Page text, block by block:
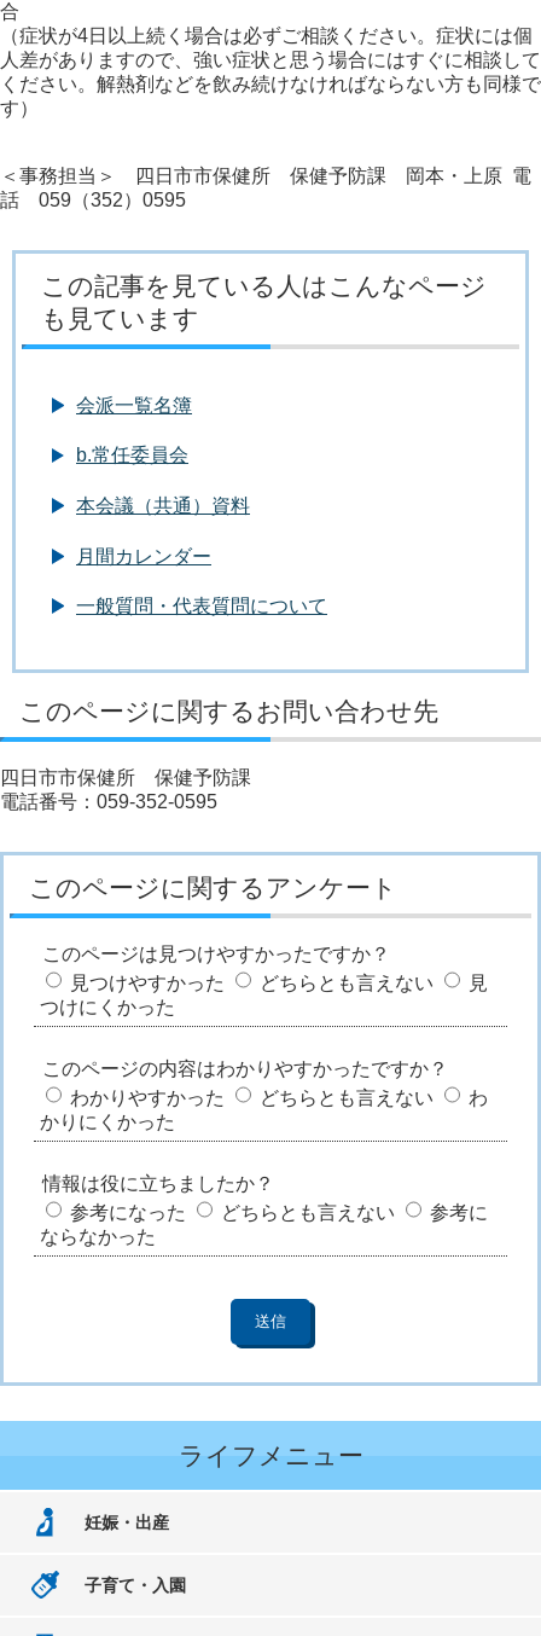
合
（症状が4日以上続く場合は必ずご相談ください。症状には個
人差がありますので、強い症状と思う場合にはすぐに相談して
ください。解熱剤などを飲み続けなければならない方も同様で
す）
＜事務担当＞ 四日市市保健所 保健予防課 岡本・上原 電
話 059（352）0595
この記事を見ている人はこんなページ
も見ています
会派一覧名簿
b.常任委員会
本会議（共通）資料
月間カレンダー
一般質問・代表質問について
このページに関するお問い合わせ先
四日市市保健所 保健予防課
電話番号：059-352-0595
このページに関するアンケート
このページは見つけやすかったですか？
見つけやすかった
どちらとも言えない
見
つけにくかった
このページの内容はわかりやすかったですか？
わかりやすかった
どちらとも言えない
わ
かりにくかった
情報は役に立ちましたか？
参考になった
どちらとも言えない
参考に
ならなかった
ライフメニュー
妊娠・出産
子育て・入園